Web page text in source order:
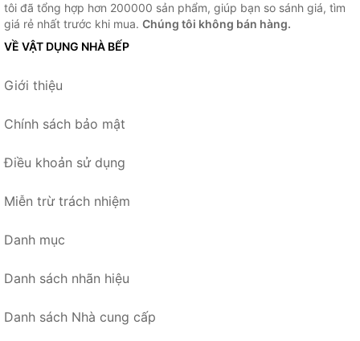
tôi đã tổng hợp hơn 200000 sản phẩm, giúp bạn so sánh giá, tìm
giá rẻ nhất trước khi mua. Chúng tôi không bán hàng.
VỀ VẬT DỤNG NHÀ BẾP
Giới thiệu
Chính sách bảo mật
Điều khoản sử dụng
Miễn trừ trách nhiệm
Danh mục
Danh sách nhãn hiệu
Danh sách Nhà cung cấp